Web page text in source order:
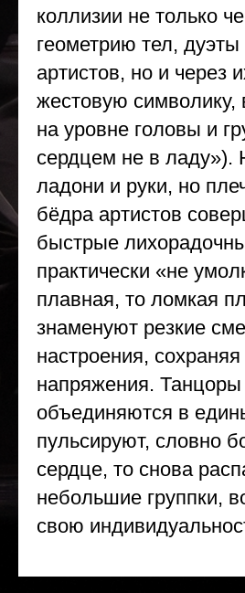
коллизии не только
геометрию тел,
артистов, но и через
жестовую символику,
на уровне головы и
сердцем не в ладу»).
ладони и руки, но
бёдра артистов
быстрые
практически «не
плавная, то ломкая
знаменуют резкие
настроения,
напряжения. Танцоры
объединяются в
пульсируют, словно
сердце, то снова
небольшие группки,
свою